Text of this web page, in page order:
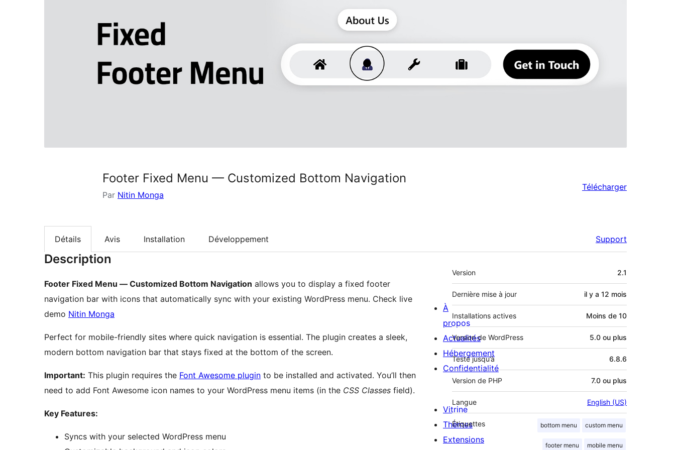
Footer Fixed Menu — Customized Bottom Navigation
Par Nitin Monga
Télécharger
Détails Avis Installation Développement Support
Description
Footer Fixed Menu — Customized Bottom Navigation allows you to display a fixed footer
navigation bar with icons that automatically sync with your existing WordPress menu. Check live
demo Nitin Monga
Perfect for mobile-friendly sites where quick navigation is essential. The plugin creates a sleek,
modern bottom navigation bar that stays fixed at the bottom of the screen.
Important: This plugin requires the Font Awesome plugin to be installed and activated. You’ll then
need to add Font Awesome icon names to your WordPress menu items (in the CSS Classes field).
Key Features:
Syncs with your selected WordPress menu
Méta
Version 2.1
Dernière mise à jour il y a 12 mois
Installations actives Moins de 10
Version de WordPress 5.0 ou plus
Testé jusqu’à 6.8.6
Version de PHP 7.0 ou plus
Langue English (US)
Étiquettes bottom menu custom menu
footer menu mobile menu
À
propos
Actualités
Hébergement
Confidentialité
Vitrine
Thèmes
Extensions